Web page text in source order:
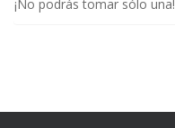
¡No podrás tomar sólo una!